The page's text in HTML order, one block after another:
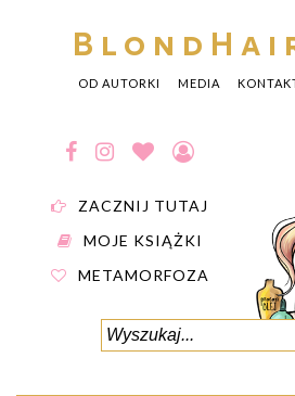
OD AUTORKI MEDIA
ZACZNIJ TUTAJ
MOJE KSIĄŻKI
METAMORFOZA